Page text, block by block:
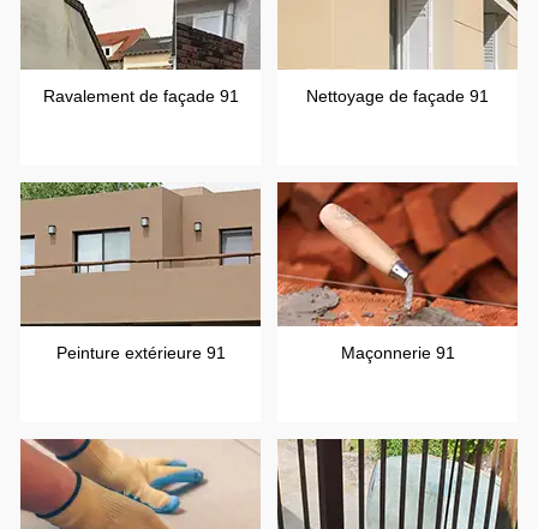
Ravalement de façade 91 Nettoyage de façade 91
Peinture extérieure 91 Maçonnerie 91